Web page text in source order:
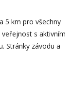
5 km pro všechny
s aktivním
Stránky závodu a